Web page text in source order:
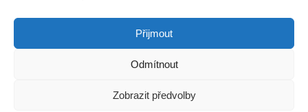
Přijmout
Odmítnout
Zobrazit předvolby